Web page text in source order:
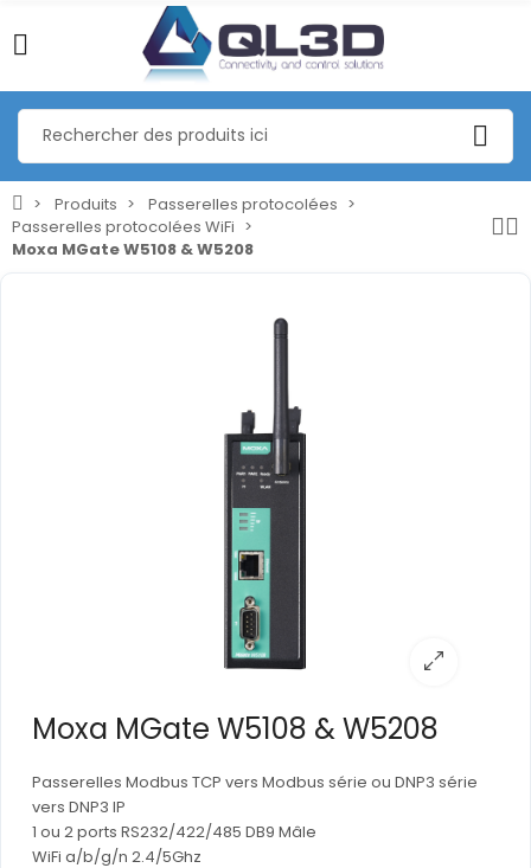
Produits
Passerelles protocolées
Passerelles protocolées WiFi
Moxa MGate W5108 & W5208
Moxa MGate W5108 & W5208
Passerelles Modbus TCP vers Modbus série ou DNP3 série
vers DNP3 IP
1 ou 2 ports RS232/422/485 DB9 Mâle
WiFi a/b/g/n 2.4/5Ghz